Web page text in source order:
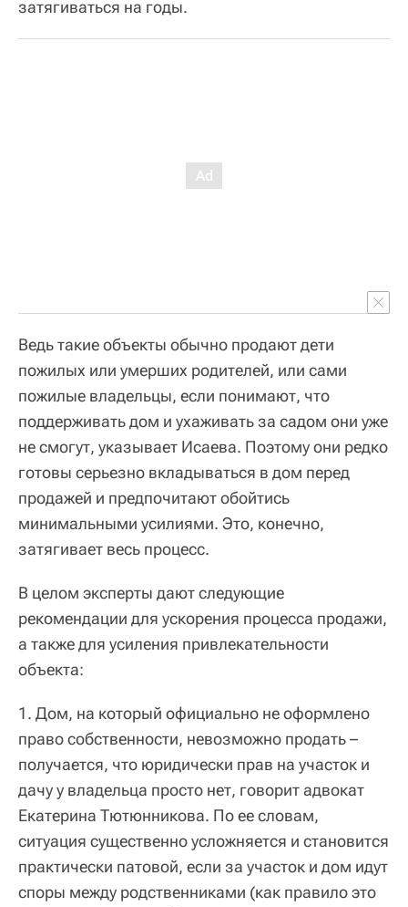
затягиваться на годы.
Ведь такие объекты обычно продают дети
пожилых или умерших родителей, или сами
пожилые владельцы, если понимают, что
поддерживать дом и ухаживать за садом они уже
не смогут, указывает Исаева. Поэтому они редко
готовы серьезно вкладываться в дом перед
продажей и предпочитают обойтись
минимальными усилиями. Это, конечно,
затягивает весь процесс.
В целом эксперты дают следующие
рекомендации для ускорения процесса продажи,
а также для усиления привлекательности
объекта:
1. Дом, на который официально не оформлено
право собственности, невозможно продать–
получается, что юридически прав на участок и
дачу у владельца просто нет, говорит адвокат
Екатерина Тютюнникова. По ее словам,
ситуация существенно усложняется и становится
практически патовой, если за участок и дом идут
споры между родственниками (как правило это